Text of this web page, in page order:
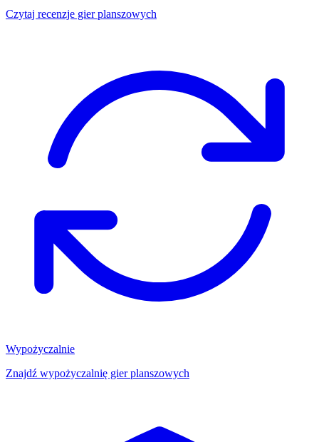
Czytaj recenzje gier planszowych
Wypożyczalnie
Znajdź wypożyczalnię gier planszowych